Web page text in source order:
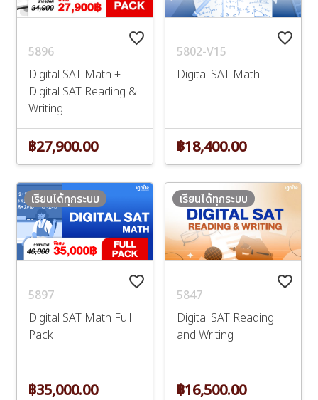
favorite_border
5896
Digital SAT Math +
Digital SAT Reading &
Writing
฿27,900.00
favorite_border
5802-V15
Digital SAT Math
฿18,400.00
favorite_border
5897
Digital SAT Math Full
Pack
เรียนได้ทุกระบบ
฿35,000.00
favorite_border
5847
Digital SAT Reading
and Writing
เรียนได้ทุกระบบ
฿16,500.00